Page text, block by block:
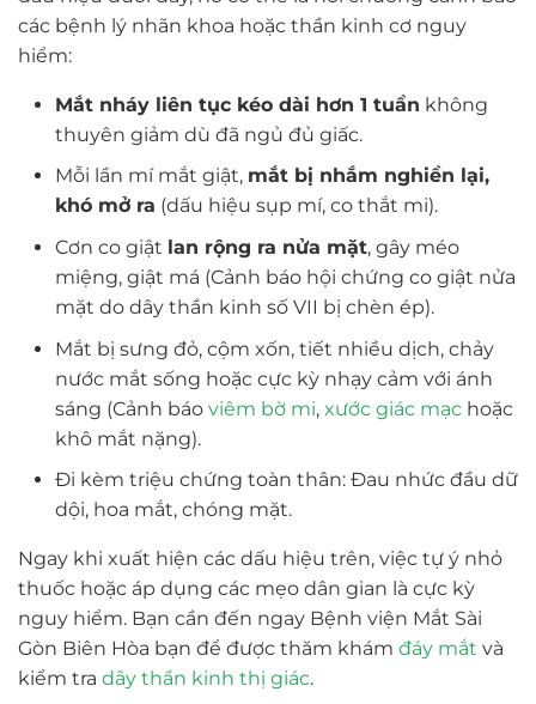
các bệnh lý nhãn khoa hoặc thần kinh cơ nguy
hiểm:
Mắt nháy liên tục kéo dài hơn 1 tuần không
thuyên giảm dù đã ngủ đủ giấc.
Mỗi lần mí mắt giật, mắt bị nhắm nghiền lại,
khó mở ra (dấu hiệu sụp mí, co thắt mi).
Cơn co giật lan rộng ra nửa mặt, gây méo
miệng, giật má (Cảnh báo hội chứng co giật nửa
mặt do dây thần kinh số VII bị chèn ép).
Mắt bị sưng đỏ, cộm xốn, tiết nhiều dịch, chảy
nước mắt sống hoặc cực kỳ nhạy cảm với ánh
sáng (Cảnh báo viêm bờ mi, xước giác mạchoặc
khô mắt nặng).
Đi kèm triệu chứng toàn thân: Đau nhức đầu dữ
dội, hoa mắt, chóng mặt.
Ngay khi xuất hiện các dấu hiệu trên, việc tự ý nhỏ
thuốc hoặc áp dụng các mẹo dân gian là cực kỳ
nguy hiểm. Bạn cần đến ngay Bệnh viện Mắt Sài
Gòn Biên Hòa bạn để được thăm khám đáy mắt và
kiểm tra dây thần kinh thị giác.